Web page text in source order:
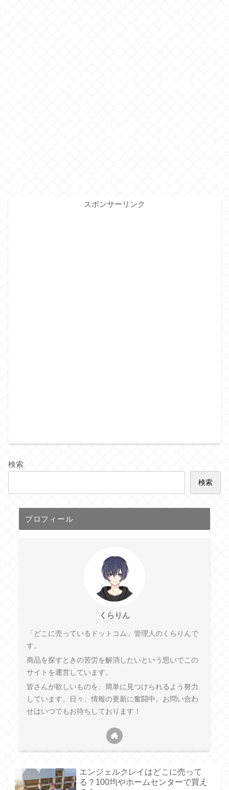
スポンサーリンク
検索
検索
プロフィール
くらりん
「どこに売っているドットコム」管理人のくらりんで
す。
商品を探すときの苦労を解消したいという思いでこの
サイトを運営しています。
皆さんが欲しいものを、簡単に見つけられるよう努力
しています。日々、情報の更新に奮闘中。お問い合わ
せはいつでもお待ちしております！
エンジェルクレイはどこに売って
る？100均やホームセンターで買え